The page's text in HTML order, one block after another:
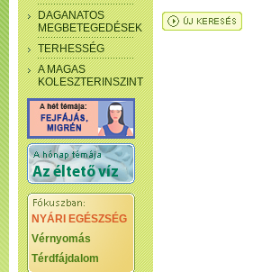
DAGANATOS
MEGBETEGEDÉSEK
TERHESSÉG
A MAGAS
KOLESZTERINSZINT
NYÁRI EGÉSZSÉG
Vérnyomás
Térdfájdalom